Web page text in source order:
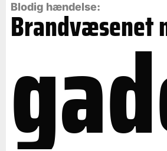
Blodig hændelse:
Brandvæsenet